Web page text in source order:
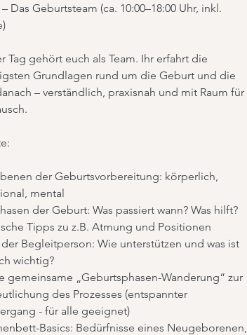
– Das Geburtsteam (ca. 10:00–18:00 Uhr, inkl.
Tag gehört euch als Team. Ihr erfahrt die
Grundlagen rund um die Geburt und die
– verständlich, praxisnah und mit Raum für
der Geburtsvorbereitung: körperlich,
mental
der Geburt: Was passiert wann? Was hilft?
Tipps zu z.B. Atmung und Positionen
Begleitperson: Wie unterstützen und was ist
wichtig?
gemeinsame „Geburtsphasen-Wanderung“ zur
des Prozesses (entspannter
- für alle geeignet)
Basics: Bedürfnisse eines Neugeborenen,